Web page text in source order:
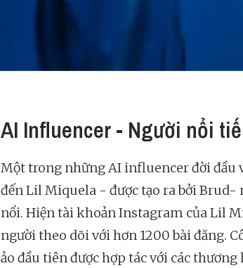
AI Influencer - Người nổi
Một trong những AI influencer đời đầu
đến Lil Miquela - được tạo ra bởi
nổi. Hiện tài khoản Instagram của Lil
người theo dõi với hơn 1200 bài đăng.
ảo đầu tiên được hợp tác với các